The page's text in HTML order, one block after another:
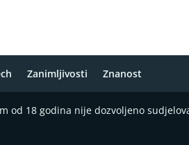
Zanimljivosti Znanost
od 18 godina nije dozvoljeno